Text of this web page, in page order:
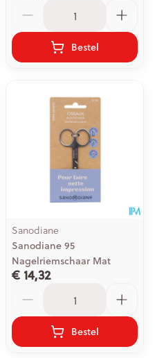
Bestel
Sanodiane
Sanodiane 95
Nagelriemschaar Mat
€ 14,32
Bestel